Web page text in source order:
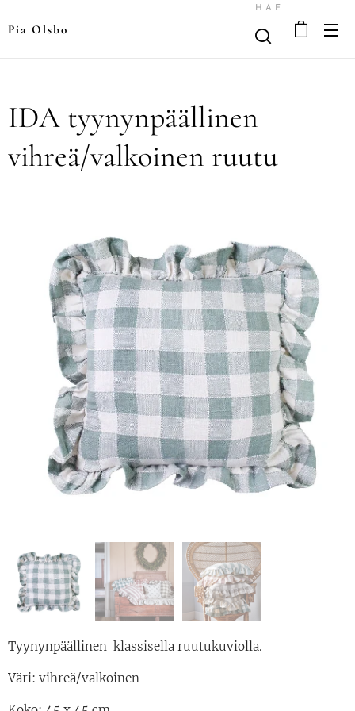
Pia Olsbo
HAE
IDA tyynynpäällinen
vihreä/valkoinen ruutu
Tyynynpäällinen klassisella ruutukuviolla.
Väri: vihreä/valkoinen